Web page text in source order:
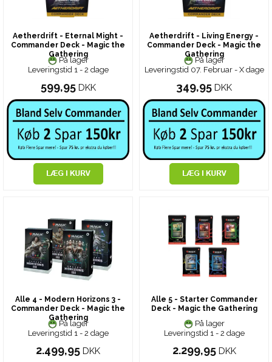
Aetherdrift - Eternal Might -
Commander Deck - Magic the
Gathering
På lager
Leveringstid 1 - 2 dage
599,95 DKK
Aetherdrift - Living Energy -
Commander Deck - Magic the
Gathering
På lager
Leveringstid 07. Februar - X dage
349,95 DKK
Alle 4 - Modern Horizons 3 -
Commander Deck - Magic the
Gathering
På lager
Leveringstid 1 - 2 dage
2.499,95 DKK
Alle 5 - Starter Commander
Deck - Magic the Gathering
På lager
Leveringstid 1 - 2 dage
2.299,95 DKK